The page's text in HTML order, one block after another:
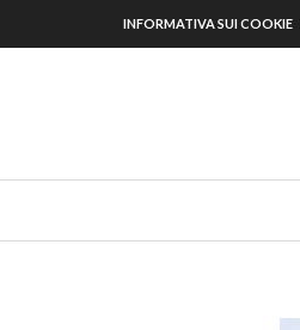
INFORMATIVA SUI COOKIE